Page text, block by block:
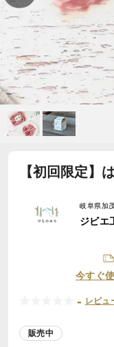
【初回限定】
岐阜県加
ジビエ
今すぐ
- レビュ
販売中